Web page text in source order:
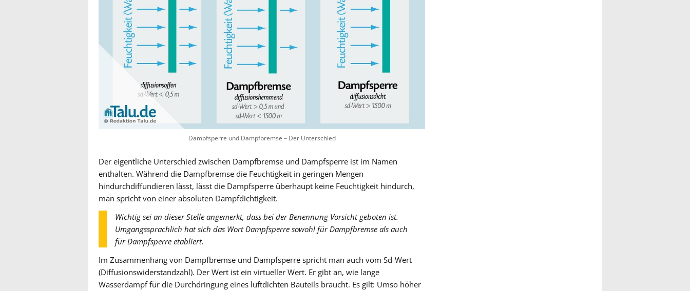
Dampfsperre und Dampfbremse – Der Unterschied
Der eigentliche Unterschied zwischen Dampfbremse und Dampfsperre ist im Namen
enthalten. Während die Dampfbremse die Feuchtigkeit in geringen Mengen
hindurchdiffundieren lässt, lässt die Dampfsperre überhaupt keine Feuchtigkeit hindurch,
man spricht von einer absoluten Dampfdichtigkeit.
Wichtig sei an dieser Stelle angemerkt, dass bei der Benennung Vorsicht geboten ist.
Umgangssprachlich hat sich das Wort Dampfsperre sowohl für Dampfbremse als auch
für Dampfsperre etabliert.
Im Zusammenhang von Dampfbremse und Dampfsperre spricht man auch vom Sd-Wert
(Diffusionswiderstandzahl). Der Wert ist ein virtueller Wert. Er gibt an, wie lange
Wasserdampf für die Durchdringung eines luftdichten Bauteils braucht. Es gilt: Umso höher